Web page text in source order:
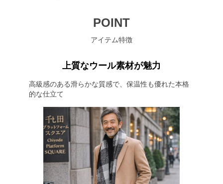
POINT
アイテム特徴
上質なウール素材が魅力
高級感のある滑らかな質感で、保温性も優れた本格
的な仕立て